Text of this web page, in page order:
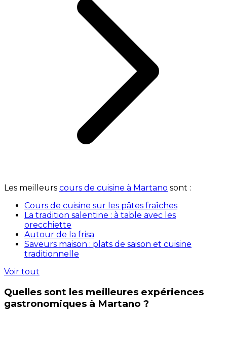
Les meilleurs cours de cuisine à Martano sont :
Cours de cuisine sur les pâtes fraîches
La tradition salentine : à table avec les
orecchiette
Autour de la frisa
Saveurs maison : plats de saison et cuisine
traditionnelle
Voir tout
Quelles sont les meilleures expériences
gastronomiques à Martano ?